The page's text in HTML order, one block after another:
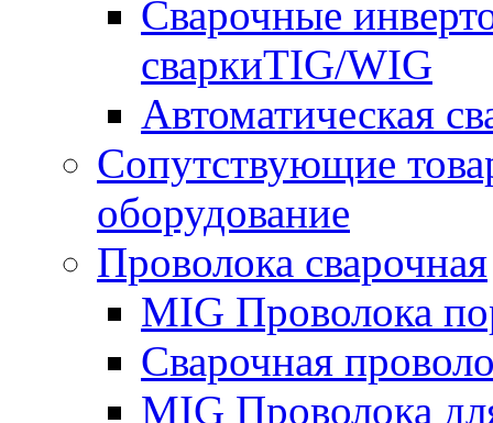
Сварочные
сваркиTIG/WIG
Автоматическая
Сопутствующие
оборудование
Проволока сварочная
MIG Проволока
Сварочная
MIG Проволока